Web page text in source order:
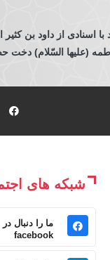
با اسنادی از داود بن
(عليها السّلام) دخت
شبکه های
ما را دنبال در
facebook